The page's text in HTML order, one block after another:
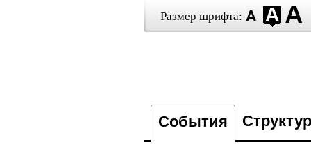
Размер шрифта:
События